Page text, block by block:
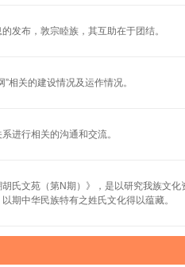
发布，敦宗睦族，其互助在于团结。
相关的建设情况及运作情况。
进行相关的沟通和交流。
氏文苑（第N期）》，是以研究我族文
期中华民族特有之姓氏文化得以蕴藏。